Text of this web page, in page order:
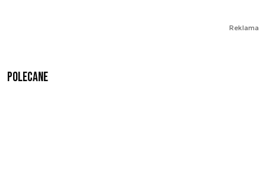
Reklama
Polecane